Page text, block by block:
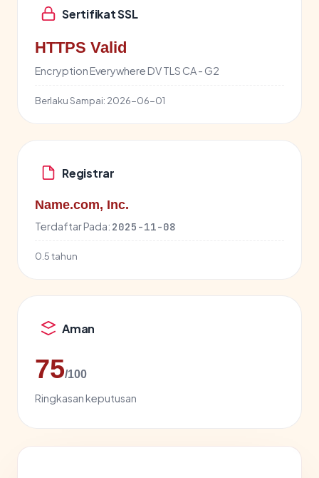
Sertifikat SSL
HTTPS Valid
Encryption Everywhere DV TLS CA - G2
Berlaku Sampai: 2026-06-01
Registrar
Name.com, Inc.
Terdaftar Pada: 2025-11-08
0.5 tahun
Aman
75/100
Ringkasan keputusan